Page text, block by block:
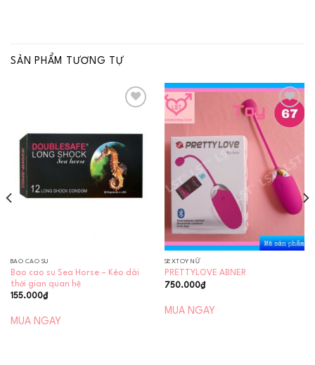
SẢN PHẨM TƯƠNG TỰ
Add to
BAO CAO SU
Bao cao su Sea Horse – Kéo dài
thời gian quan hệ
155.000₫
MUA NGAY
SEXTOY NỮ
PRETTYLOVE ABNER
750.000₫
MUA NGAY